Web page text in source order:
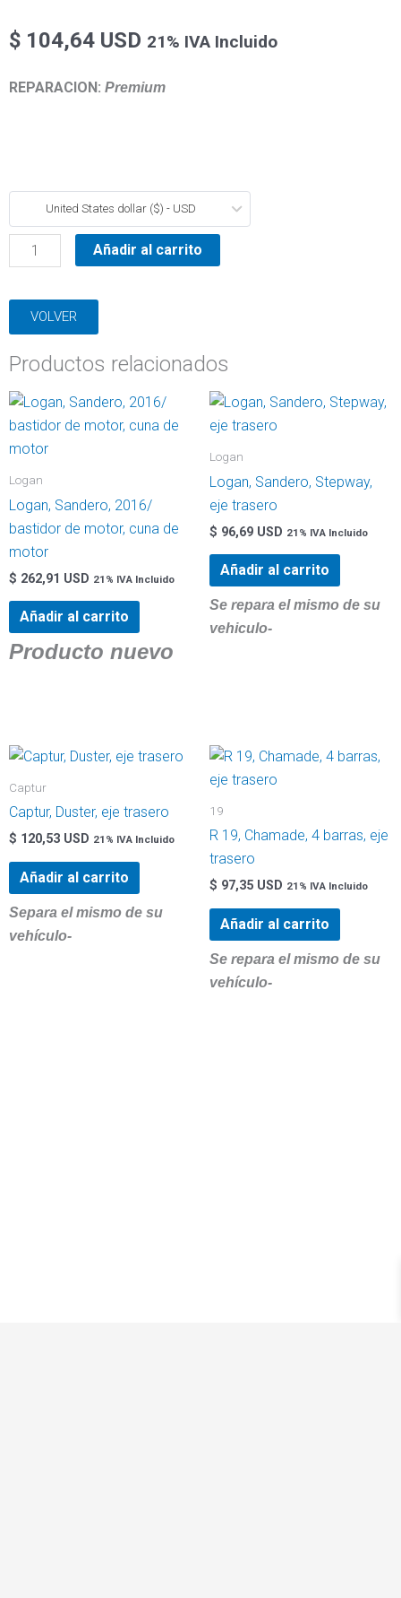
$ 104,64 USD 21% IVA Incluido
REPARACION: Premium
United States dollar ($) - USD
9,
11,
trasero,
ruleman
cantidad
Añadir al carrito
VOLVER
Productos relacionados
Logan
Logan, Sandero, 2016/
bastidor de motor, cuna de
motor
$ 262,91 USD 21% IVA Incluido
Añadir al carrito
Producto nuevo
Logan
Logan, Sandero, Stepway,
eje trasero
$ 96,69 USD 21% IVA Incluido
Añadir al carrito
Se repara el mismo de su
vehiculo-
Captur
Captur, Duster, eje trasero
$ 120,53 USD 21% IVA Incluido
Añadir al carrito
Separa el mismo de su
vehículo-
19
R 19, Chamade, 4 barras, eje
trasero
$ 97,35 USD 21% IVA Incluido
Añadir al carrito
Se repara el mismo de su
vehículo-